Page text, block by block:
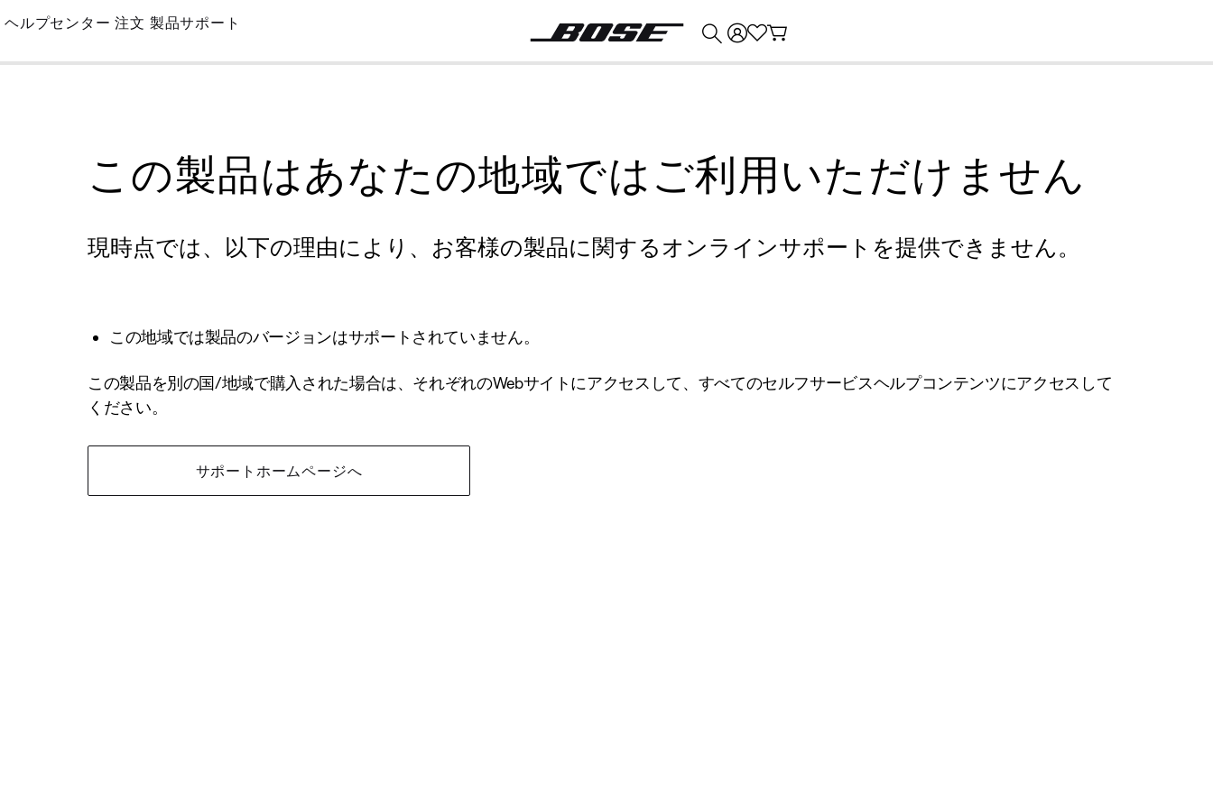
Skip
Main
ヘルプセンター 注文 製品サポート
この製品はあなたの地域ではご利用いただけません
現時点では、以下の理由により、お客様の製品に関するオンラインサポートを提供できません。
この地域では製品のバージョンはサポートされていません。
この製品を別の国/地域で購入された場合は、それぞれのWebサイトにアクセスして、すべてのセルフサービスヘルプコンテンツにアクセスして
ください。
サポートホームページへ